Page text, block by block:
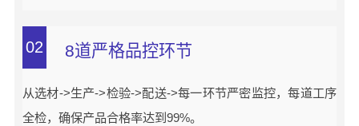
02 8道严格品控环节
从选材->生产->检验->配送->每一环节严密监控，每道工序
全检，确保产品合格率达到99%。